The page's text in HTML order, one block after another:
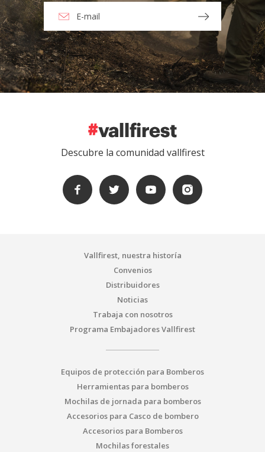
Descubre la comunidad vallfirest
Vallfirest, nuestra historía
Convenios
Distribuidores
Noticias
Trabaja con nosotros
Programa Embajadores Vallfirest
Equipos de protección para Bomberos
Herramientas para bomberos
Mochilas de jornada para bomberos
Accesorios para Casco de bombero
Accesorios para Bomberos
Mochilas forestales